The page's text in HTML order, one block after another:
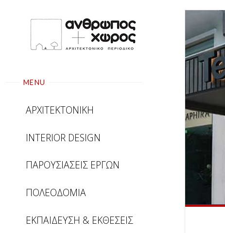
MENU
ΑΡΧΙΤΕΚΤΟΝΙΚΗ
INTERIOR DESIGN
ΠΑΡΟΥΣΙΑΣΕΙΣ ΕΡΓΩΝ
ΠΟΛΕΟΔΟΜΙΑ
ΕΚΠΑΙΔΕΥΣΗ & ΕΚΘΕΣΕΙΣ